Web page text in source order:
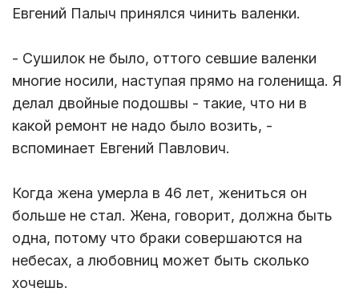
Евгений Палыч принялся чинить валенки.
- Сушилок не было, оттого севшие валенки
многие носили, наступая прямо на голенища. Я
делал двойные подошвы - такие, что ни в
какой ремонт не надо было возить, -
вспоминает Евгений Павлович.
Когда жена умерла в 46 лет, жениться он
больше не стал. Жена, говорит, должна быть
одна, потому что браки совершаются на
небесах, а любовниц может быть сколько
хочешь.